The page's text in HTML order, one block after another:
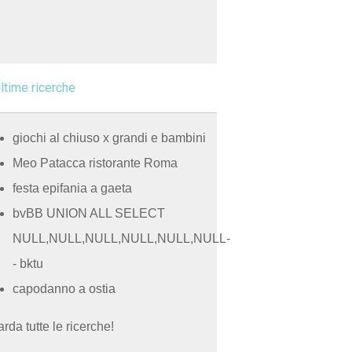
ricerche
giochi al chiuso x grandi e bambini
Meo Patacca ristorante Roma
festa epifania a gaeta
bvBB UNION ALL SELECT
NULL,NULL,NULL,NULL,NULL,NULL-
- bktu
capodanno a ostia
tutte le ricerche!